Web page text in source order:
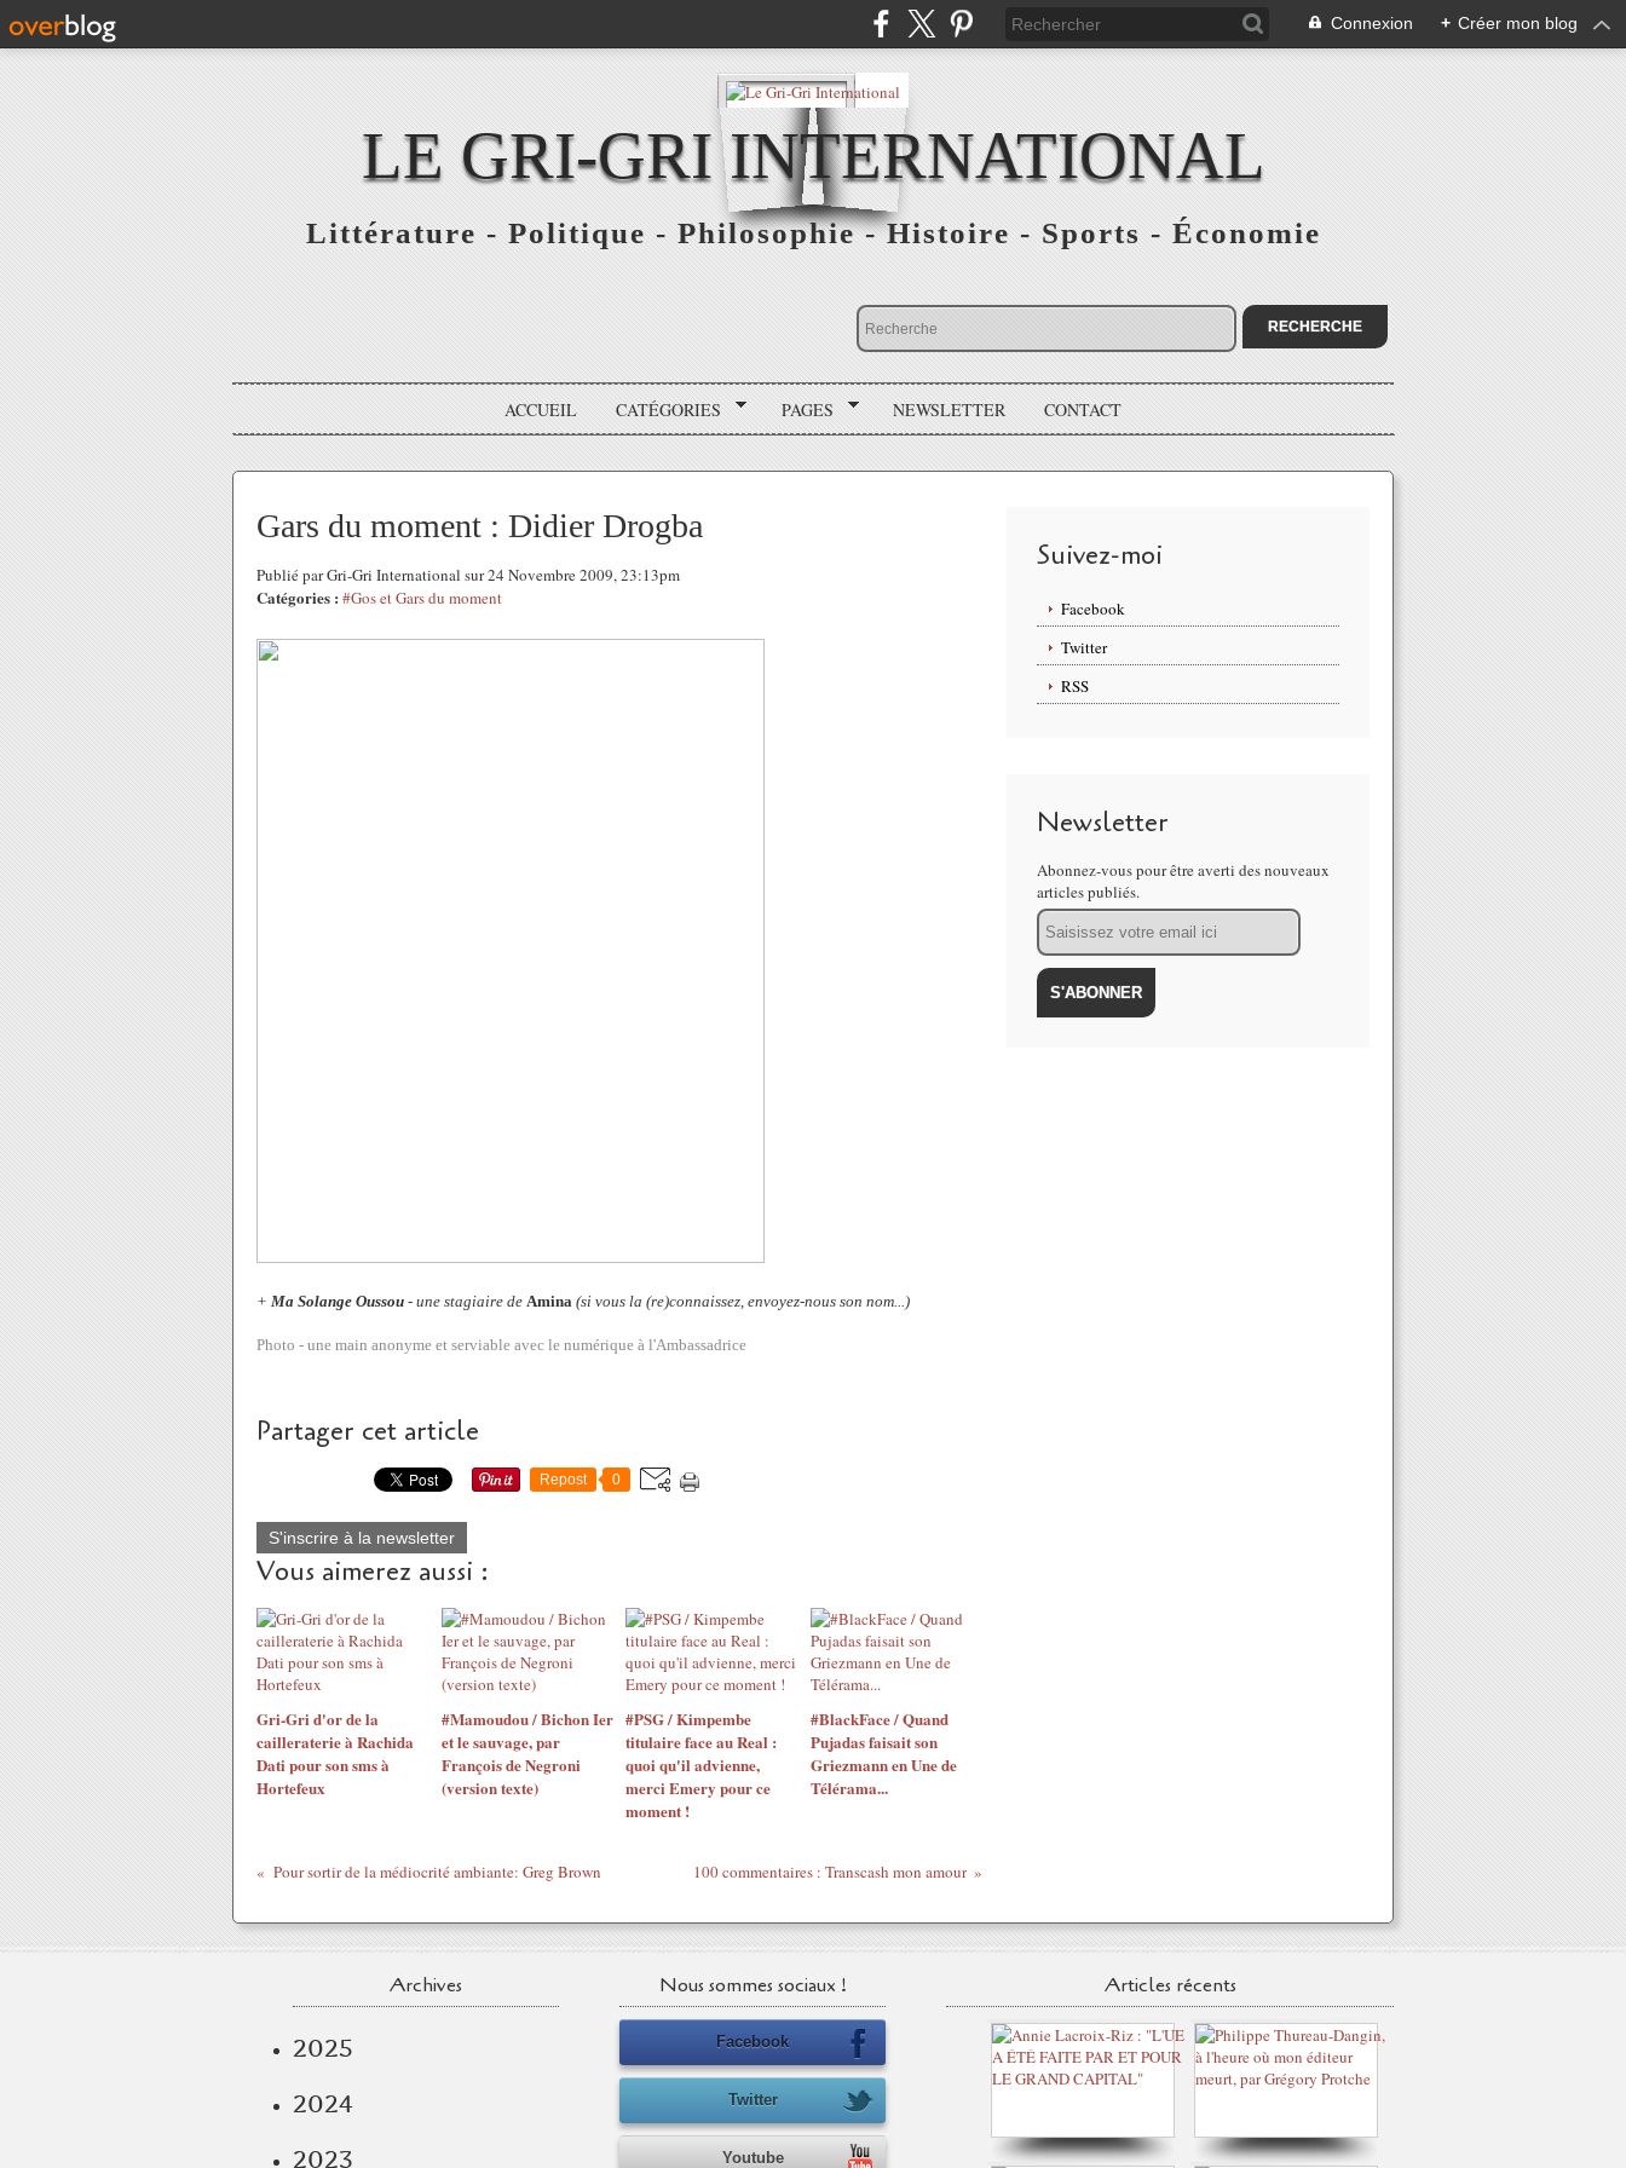
Connexion + Créer mon blog
LE GRI-GRI INTERNATIONAL
Littérature - Politique - Philosophie - Histoire - Sports - Économie
ACCUEIL CATÉGORIES PAGES NEWSLETTER CONTACT
Gars du moment : Didier Drogba
Publié par Gri-Gri International sur 24 Novembre 2009, 23:13pm
Catégories : #Gos et Gars du moment
+ Ma Solange Oussou - une stagiaire de Amina (si vous la (re)connaissez, envoyez-nous son nom...)
Photo - une main anonyme et serviable avec le numérique à l'Ambassadrice
Partager cet article
Repost 0
S'inscrire à la newsletter
Vous aimerez aussi :
Gri-Gri d'or de la
cailleraterie à Rachida
Dati pour son sms à
Hortefeux
#Mamoudou / Bichon Ier
et le sauvage, par
François de Negroni
(version texte)
#PSG / Kimpembe
titulaire face au Real :
quoi qu'il advienne,
merci Emery pour ce
moment !
#BlackFace / Quand
Pujadas faisait son
Griezmann en Une de
Télérama...
Pour sortir de la médiocrité ambiante: Greg Brown 100 commentaires : Transcash mon amour
Suivez-moi
Facebook
Twitter
RSS
Newsletter
Abonnez-vous pour être averti des nouveaux
articles publiés.
Email
Archives
2025
2024
2023
Nous sommes sociaux !
Facebook
Twitter
Youtube
Articles récents